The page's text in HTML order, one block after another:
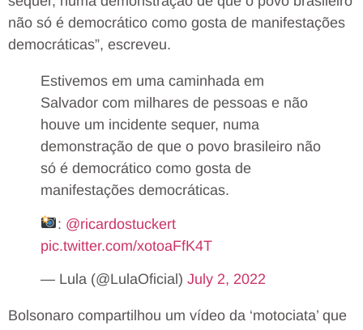
não só é democrático como gosta de manifestações
democráticas”, escreveu.
Estivemos em uma caminhada em
Salvador com milhares de pessoas e não
houve um incidente sequer, numa
demonstração de que o povo brasileiro não
só é democrático como gosta de
manifestações democráticas.
: @ricardostuckert
pic.twitter.com/xotoaFfK4T
— Lula (@LulaOficial) July 2, 2022
Bolsonaro compartilhou um vídeo da ‘motociata’ que